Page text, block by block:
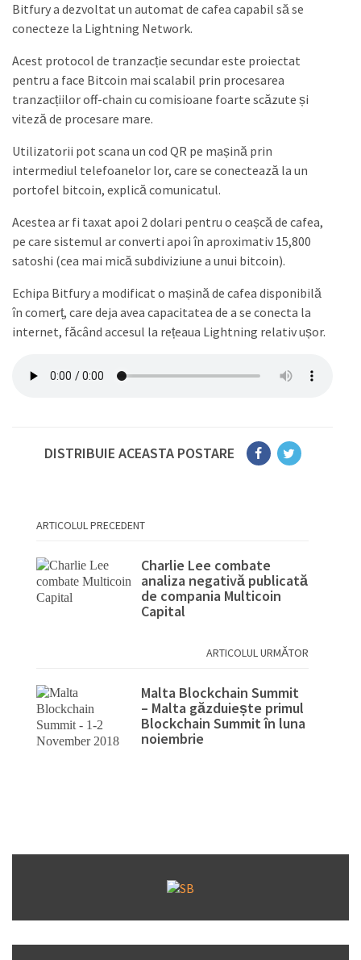
Bitfury a dezvoltat un automat de cafea capabil să se
conecteze la Lightning Network.
Acest protocol de tranzacție secundar este proiectat
pentru a face Bitcoin mai scalabil prin procesarea
tranzacțiilor off-chain cu comisioane foarte scăzute și
viteză de procesare mare.
Utilizatorii pot scana un cod QR pe mașină prin
intermediul telefoanelor lor, care se conectează la un
portofel bitcoin, explică comunicatul.
Acestea ar fi taxat apoi 2 dolari pentru o ceașcă de cafea,
pe care sistemul ar converti apoi în aproximativ 15,800
satoshi (cea mai mică subdiviziune a unui bitcoin).
Echipa Bitfury a modificat o mașină de cafea disponibilă
în comerț, care deja avea capacitatea de a se conecta la
internet, făcând accesul la rețeaua Lightning relativ ușor.
DISTRIBUIE ACEASTA POSTARE
ARTICOLUL PRECEDENT
Charlie Lee combate
analiza negativă publicată
de compania Multicoin
Capital
ARTICOLUL URMĂTOR
Malta Blockchain Summit
– Malta găzduiește primul
Blockchain Summit în luna
noiembrie